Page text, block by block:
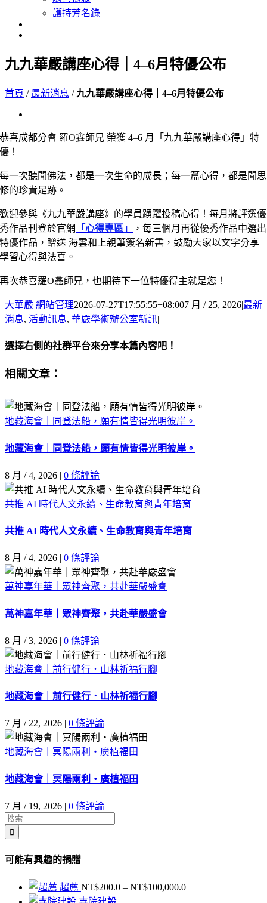
護持芳名錄
九九華嚴講座心得｜4–6月特優公布
首頁 / 最新消息 / 九九華嚴講座心得｜4–6月特優公布
Image
恭喜成都分會 羅O鑫師兄 榮獲 4–6 月「九九華嚴講座心得」特
優！
每一次聽聞佛法，都是一次生命的成長；每一篇心得，都是聞思
修的珍貴足跡。
歡迎參與《九九華嚴講座》的學員踴躍投稿心得！每月將評選優
秀作品刊登於官網
「心得專區」
，每三個月再從優秀作品中選出
特優作品，贈送 海雲和上親筆簽名新書，鼓勵大家以文字分享
學習心得與法喜。
再次恭喜羅O鑫師兄，也期待下一位特優得主就是您！
大華嚴 網站管理2026-07-27T17:55:55+08:007 月 / 25, 2026|最新
消息, 活動訊息, 華嚴學術辦公室新訊|
選擇右側的社群平台來分享本篇內容吧！
Facebook
X
Email:
相關文章：
地藏海會｜同登法船，願有情皆得光明彼岸。
地藏海會｜同登法船，願有情皆得光明彼岸。
8 月 / 4, 2026 | 0 條評論
共推 AI 時代人文永續、生命教育與青年培育
共推 AI 時代人文永續、生命教育與青年培育
8 月 / 4, 2026 | 0 條評論
萬神嘉年華｜眾神齊聚，共赴華嚴盛會
萬神嘉年華｜眾神齊聚，共赴華嚴盛會
8 月 / 3, 2026 | 0 條評論
地藏海會｜前行健行．山林祈福行腳
地藏海會｜前行健行．山林祈福行腳
7 月 / 22, 2026 0 條評論
地藏海會｜冥陽兩利・廣植福田
地藏海會｜冥陽兩利・廣植福田
7 月 / 19, 2026 | 0 條評論
搜
索
果：
可能有興趣的捐贈
超薦 NT$200.0 – NT$100,000.0價